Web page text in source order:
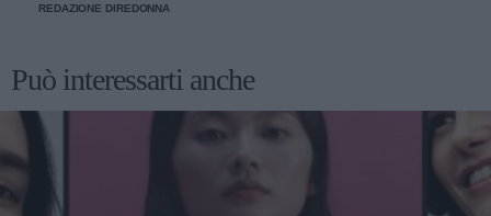
REDAZIONE DIREDONNA
Può interessarti anche